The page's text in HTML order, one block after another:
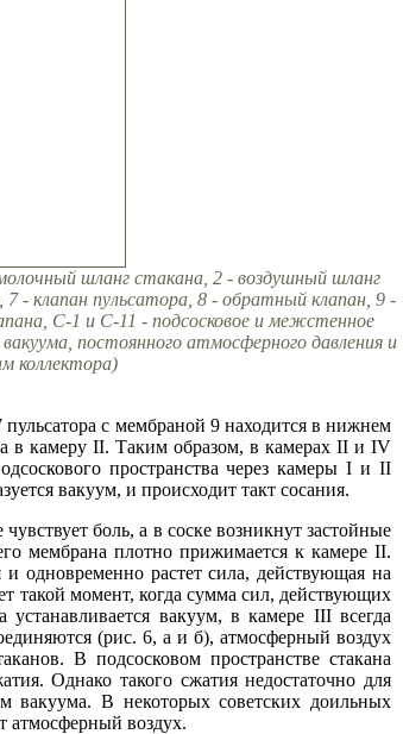
шланг стакана, 2 - воздушный шланг
- клапан пульсатора, 8 - обратный клапан, 9 -
С-1 и С-11 - подсосковое и межстенное
постоянного атмосферного давления и
коллектора)
с мембраной 9 находится в нижнем
в камеру II. Таким образом, в камерах II и IV
пространства через камеры I и II
вакуум, и происходит такт сосания.
боль, а в соске возникнут застойные
мембрана плотно прижимается к камере II.
одновременно растет сила, действующая на
такой момент, когда сумма сил, действующих
вакуум, в камере III всегда
(рис. 6, а и б), атмосферный воздух
В подсосковом пространстве стакана
Однако такого сжатия недостаточно для
вакуума. В некоторых советских доильных
атмосферный воздух.